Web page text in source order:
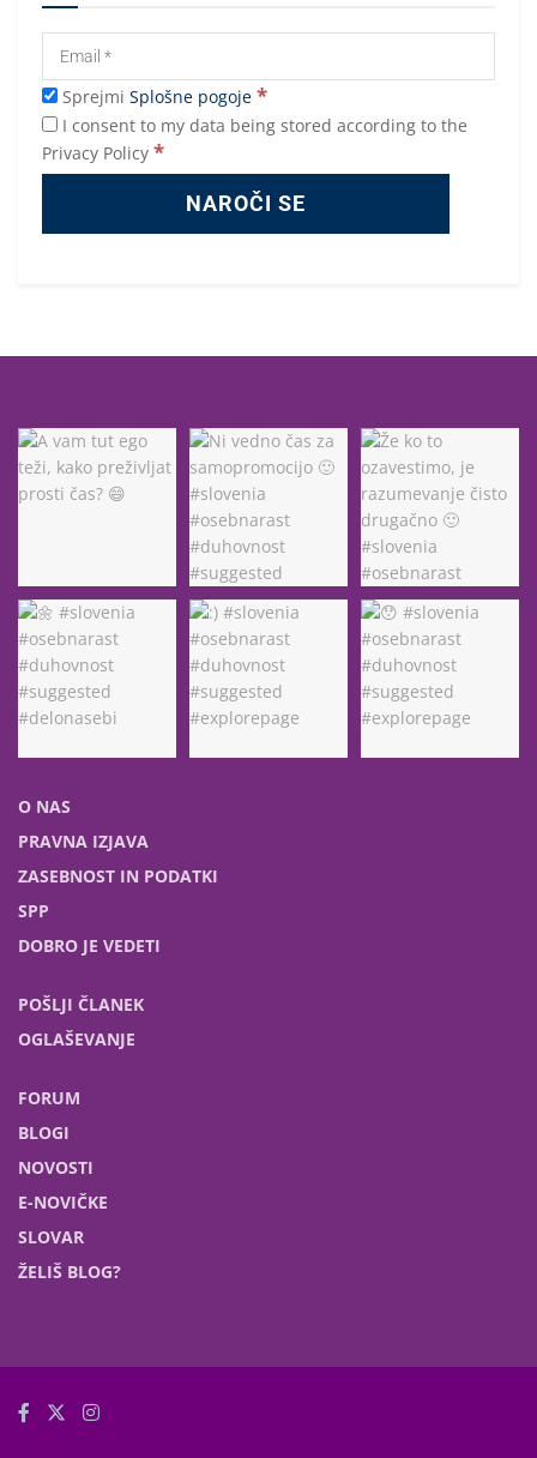
Sprejmi Splošne pogoje *
I consent to my data being stored according to the
Privacy Policy *
O NAS
PRAVNA IZJAVA
ZASEBNOST IN PODATKI
SPP
DOBRO JE VEDETI
POŠLJI ČLANEK
OGLAŠEVANJE
FORUM
BLOGI
NOVOSTI
E-NOVIČKE
SLOVAR
ŽELIŠ BLOG?